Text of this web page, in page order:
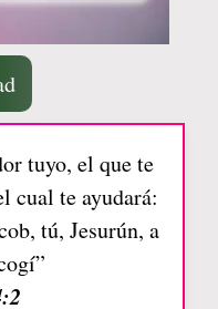
tuyo, el que te
cual te ayudará:
tú, Jesurún, a